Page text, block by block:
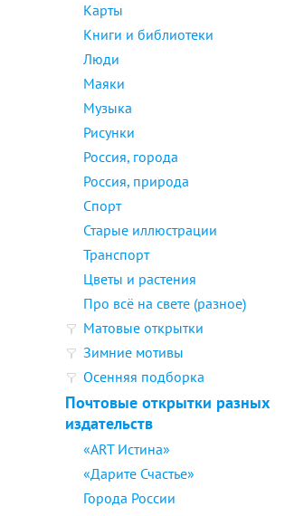
Карты
Книги и библиотеки
Люди
Маяки
Музыка
Рисунки
Россия, города
Россия, природа
Спорт
Старые иллюстрации
Транспорт
Цветы и растения
Про всё на свете (разное)
Матовые открытки
Зимние мотивы
Осенняя подборка
Почтовые открытки разных
издательств
«ART Истина»
«Дарите Счастье»
Города России